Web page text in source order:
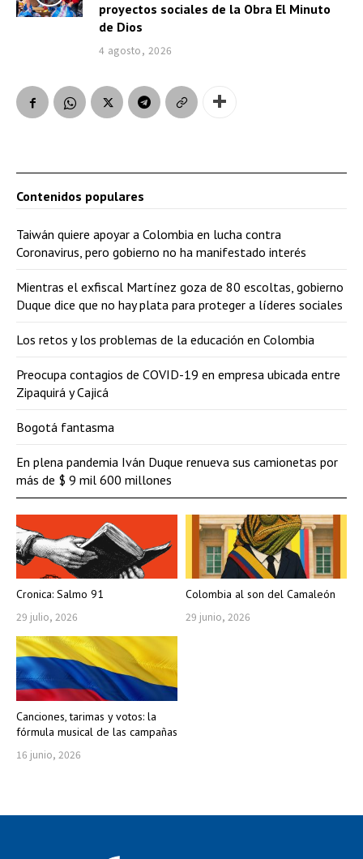
proyectos sociales de la Obra El Minuto
de Dios
4 agosto, 2026
Cronica: Salmo 91
29 julio, 2026
Colombia al son del Camaleón
29 junio, 2026
Canciones, tarimas y votos: la
fórmula musical de las campañas
16 junio, 2026
Contenidos populares
Taiwán quiere apoyar a Colombia en lucha contra
Coronavirus, pero gobierno no ha manifestado interés
Mientras el exfiscal Martínez goza de 80 escoltas, gobierno
Duque dice que no hay plata para proteger a líderes sociales
Los retos y los problemas de la educación en Colombia
Preocupa contagios de COVID-19 en empresa ubicada entre
Zipaquirá y Cajicá
Bogotá fantasma
En plena pandemia Iván Duque renueva sus camionetas por
más de $ 9 mil 600 millones